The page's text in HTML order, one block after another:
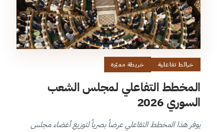
خرائط تفاعلية خريطة مميّزة
المخطط التفاعلي لمجلس الشعب
السوري 2026
يوفر هذا المخطط التفاعلي عرضاً بصرياً لتوزيع أعضاء مجلس